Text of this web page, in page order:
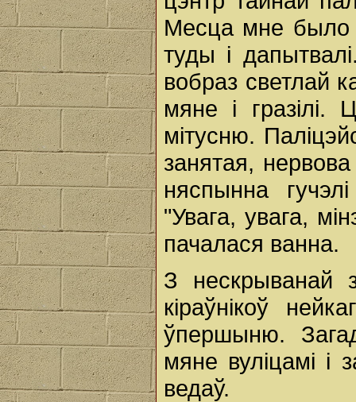
Месца мне было
туды i
вобраз светлай
мяне i гразілі.
мітусню.
занятая,
няспынна
"Увага, увага,
пачалася ванна.
З нескрыванай
кіраўнікоў
ўпершыню.
мяне вуліцамі i
ведаў.